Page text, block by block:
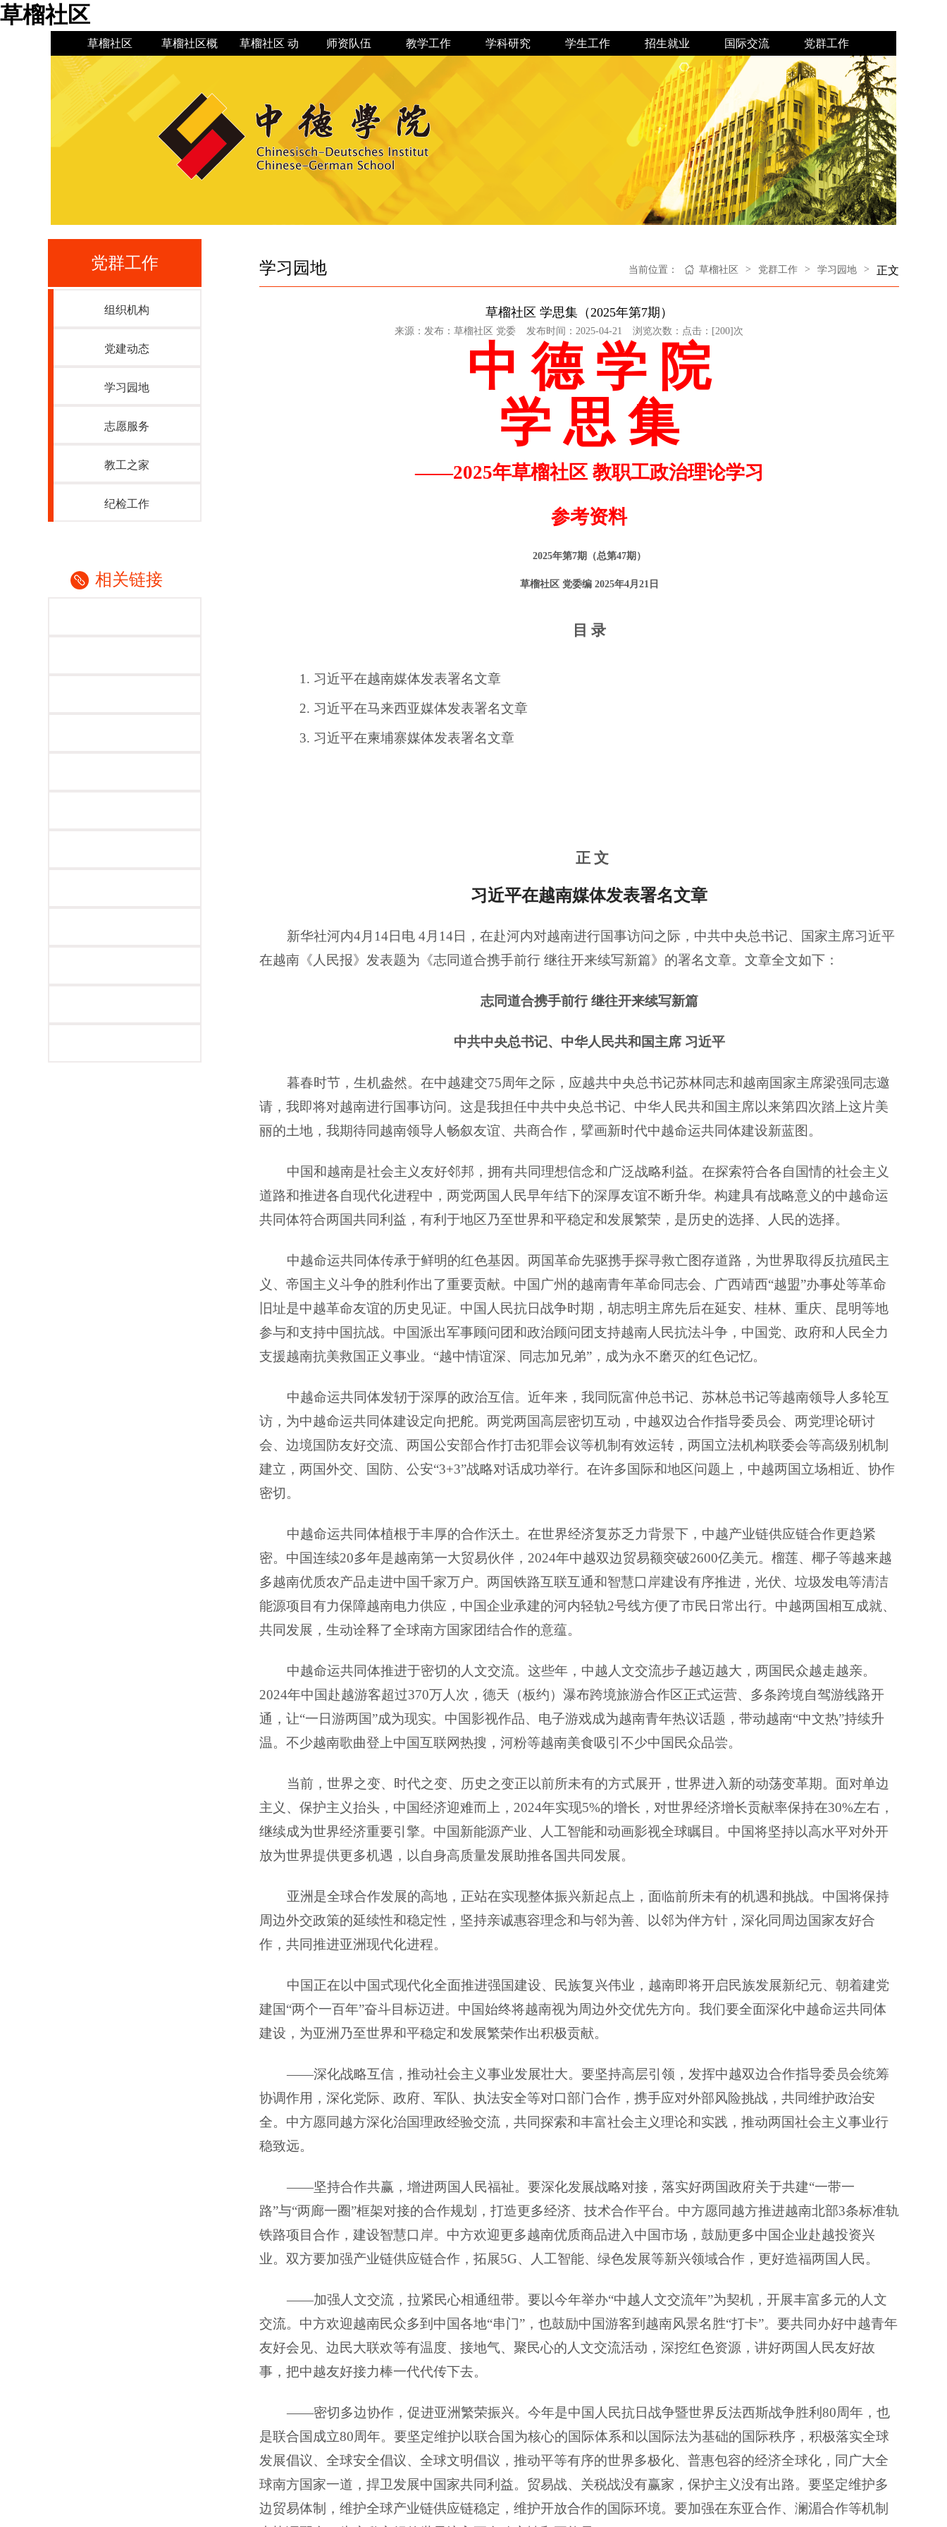
草榴社区
草榴社区 草榴社区概
草榴社区简
介
草榴社区 历
史
联系我们
草榴社区 动
闻
规章制度 资料下载
师资队伍
教授博士 专业教师
教学工作
专业建设 实践教学 本科教育
学科研究
科研机构
学生工作
学科竞赛 奖勤助贷
招生就业
专业介绍 校友之窗
国际交流
合作项目 日常工作 外教风采
党群工作
组织机构 志愿服务 教工之家 纪检工作
党群工作
组织机构
党建动态
学习园地
志愿服务
教工之家
纪检工作
相关链接
学习园地 当前位置： 草榴社区 > 党群工作 > 学习园地 > 正文
草榴社区 学思集（2025年第7期）
来源： 发布： 草榴社区 党委 发布时间： 2025-04-21 浏览次数： 点击：[200]次
中 德 学 院
学 思 集
——2025年草榴社区 教职工政治理论学习
参考资料
2025年第7期（总第47期）
草榴社区 党委编2025年4月 21日
目 录
1. 习近平在越南媒体发表署名文章
2. 习近平在马来西亚媒体发表署名文章
3. 习近平在柬埔寨媒体发表署名文章
正 文
习近平在越南媒体发表署名文章
新华社河内4月14日电 4月14日，在赴河内对越南进行国事访问之际，中共中央总书记、国家主席习近平
在越南《人民报》发表题为《志同道合携手前行 继往开来续写新篇》的署名文章。文章全文如下：
志同道合携手前行 继往开来续写新篇
中共中央总书记、中华人民共和国主席 习近平
暮春时节，生机盎然。在中越建交75周年之际，应越共中央总书记苏林同志和越南国家主席梁强同志邀
请，我即将对越南进行国事访问。这是我担任中共中央总书记、中华人民共和国主席以来第四次踏上这片美
丽的土地，我期待同越南领导人畅叙友谊、共商合作，擘画新时代中越命运共同体建设新蓝图。
中国和越南是社会主义友好邻邦，拥有共同理想信念和广泛战略利益。在探索符合各自国情的社会主义
道路和推进各自现代化进程中，两党两国人民早年结下的深厚友谊不断升华。构建具有战略意义的中越命运
共同体符合两国共同利益，有利于地区乃至世界和平稳定和发展繁荣，是历史的选择、人民的选择。
中越命运共同体传承于鲜明的红色基因。两国革命先驱携手探寻救亡图存道路，为世界取得反抗殖民主
义、帝国主义斗争的胜利作出了重要贡献。中国广州的越南青年革命同志会、广西靖西“越盟”办事处等革命
旧址是中越革命友谊的历史见证。中国人民抗日战争时期，胡志明主席先后在延安、桂林、重庆、昆明等地
参与和支持中国抗战。中国派出军事顾问团和政治顾问团支持越南人民抗法斗争，中国党、政府和人民全力
支援越南抗美救国正义事业。“越中情谊深、同志加兄弟”，成为永不磨灭的红色记忆。
中越命运共同体发轫于深厚的政治互信。近年来，我同阮富仲总书记、苏林总书记等越南领导人多轮互
访，为中越命运共同体建设定向把舵。两党两国高层密切互动，中越双边合作指导委员会、两党理论研讨
会、边境国防友好交流、两国公安部合作打击犯罪会议等机制有效运转，两国立法机构联委会等高级别机制
建立，两国外交、国防、公安“3+3”战略对话成功举行。在许多国际和地区问题上，中越两国立场相近、协作
密切。
中越命运共同体植根于丰厚的合作沃土。在世界经济复苏乏力背景下，中越产业链供应链合作更趋紧
密。中国连续20多年是越南第一大贸易伙伴，2024年中越双边贸易额突破2600亿美元。榴莲、椰子等越来越
多越南优质农产品走进中国千家万户。两国铁路互联互通和智慧口岸建设有序推进，光伏、垃圾发电等清洁
能源项目有力保障越南电力供应，中国企业承建的河内轻轨2号线方便了市民日常出行。中越两国相互成就、
共同发展，生动诠释了全球南方国家团结合作的意蕴。
中越命运共同体推进于密切的人文交流。这些年，中越人文交流步子越迈越大，两国民众越走越亲。
2024年中国赴越游客超过370万人次，德天（板约）瀑布跨境旅游合作区正式运营、多条跨境自驾游线路开
通，让“一日游两国”成为现实。中国影视作品、电子游戏成为越南青年热议话题，带动越南“中文热”持续升
温。不少越南歌曲登上中国互联网热搜，河粉等越南美食吸引不少中国民众品尝。
当前，世界之变、时代之变、历史之变正以前所未有的方式展开，世界进入新的动荡变革期。面对单边
主义、保护主义抬头，中国经济迎难而上， 2024年实现5%的增长，对世界经济增长贡献率保持在30%左右，
继续成为世界经济重要引擎。中国新能源产业、人工智能和动画影视全球瞩目。中国将坚持以高水平对外开
放为世界提供更多机遇，以自身高质量发展助推各国共同发展。
亚洲是全球合作发展的高地，正站在实现整体振兴新起点上，面临前所未有的机遇和挑战。中国将保持
周边外交政策的延续性和稳定性，坚持亲诚惠容理念和与邻为善、以邻为伴方针，深化同周边国家友好合
作，共同推进亚洲现代化进程。
中国正在以中国式现代化全面推进强国建设、民族复兴伟业，越南即将开启民族发展新纪元、朝着建党
建国“两个一百年”奋斗目标迈进。中国始终将越南视为周边外交优先方向。我们要全面深化中越命运共同体
建设，为亚洲乃至世界和平稳定和发展繁荣作出积极贡献。
——深化战略互信，推动社会主义事业发展壮大。要坚持高层引领，发挥中越双边合作指导委员会统筹
协调作用，深化党际、政府、军队、执法安全等对口部门合作，携手应对外部风险挑战，共同维护政治安
全。中方愿同越方深化治国理政经验交流，共同探索和丰富社会主义理论和实践，推动两国社会主义事业行
稳致远。
——坚持合作共赢，增进两国人民福祉。要深化发展战略对接，落实好两国政府关于共建“一带一
路”与“两廊一圈”框架对接的合作规划，打造更多经济、技术合作平台。中方愿同越方推进越南北部3条标准轨
铁路项目合作，建设智慧口岸。中方欢迎更多越南优质商品进入中国市场，鼓励更多中国企业赴越投资兴
业。双方要加强产业链供应链合作，拓展5G、人工智能、绿色发展等新兴领域合作，更好造福两国人民。
——加强人文交流，拉紧民心相通纽带。要以今年举办“中越人文交流年”为契机，开展丰富多元的人文
交流。中方欢迎越南民众多到中国各地“串门”，也鼓励中国游客到越南风景名胜“打卡”。要共同办好中越青年
友好会见、边民大联欢等有温度、接地气、聚民心的人文交流活动，深挖红色资源，讲好两国人民友好故
事，把中越友好接力棒一代代传下去。
——密切多边协作，促进亚洲繁荣振兴。今年是中国人民抗日战争暨世界反法西斯战争胜利80周年，也
是联合国成立80周年。要坚定维护以联合国为核心的国际体系和以国际法为基础的国际秩序，积极落实全球
发展倡议、全球安全倡议、全球文明倡议，推动平等有序的世界多极化、普惠包容的经济全球化，同广大全
球南方国家一道，捍卫发展中国家共同利益。贸易战、关税战没有赢家，保护主义没有出路。要坚定维护多
边贸易体制，维护全球产业链供应链稳定，维护开放合作的国际环境。要加强在东亚合作、澜湄合作等机制